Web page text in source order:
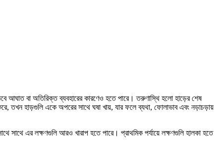
আঘাত বা অতিরিক্ত ব্যবহারের কারণেও হতে পারে। তরুণাস্থি হলো হাড়ের শেষ
তখন হাড়গুলি একে অপরের সাথে ঘষা খায়, যার ফলে ব্যথা, ফোলাভাব এবং নড়াচড়ায়
সাথে এর লক্ষণগুলি আরও খারাপ হতে পারে। প্রাথমিক পর্যায়ে লক্ষণগুলি হালকা হতে